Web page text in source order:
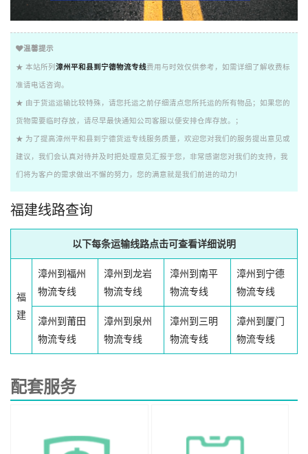
温馨提示
★ 本站所列 漳州平和县到宁德物流专线费用与时效仅供参考，如需详细了解收费标
准请电话咨询。
★ 由于货运运输比较特殊，请您托运之前仔细清点您所托运的所有物品；如果您的
货物需要临时存放，请尽早最快通知公司客服以便安排仓库存放。；
★ 为了提高漳州平和县到宁德货运专线服务质量，欢迎您对我们的服务提出意见或
建议，我们会认真对待并及时把处理意见汇报于您，非常感谢您对我们的支持，我
们将为客户的需求做出不懈的努力，您的满意就是我们前进的动力!
福建线路查询
以下每条运输线路点击可查看详细说明
福
建
漳州到福州
物流专线
漳州到龙岩
物流专线
漳州到南平
物流专线
漳州到宁德
物流专线
漳州到莆田
物流专线
漳州到泉州
物流专线
漳州到三明
物流专线
漳州到厦门
物流专线
配套服务